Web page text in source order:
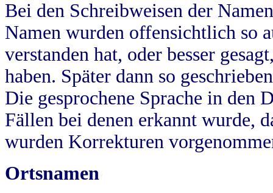
Bei den Schreibweisen der
Namen wurden offensichtlich so
verstanden hat, oder besser
haben. Später dann so
Die gesprochene Sprache in
Fällen bei denen erkannt wurde,
wurden Korrekturen
Ortsnamen